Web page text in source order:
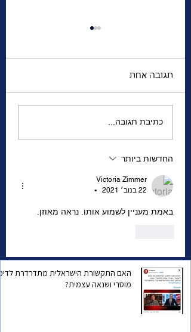
הגנרל שהשתגע | מה
ישראל, או הפחד שהוא
עצמו יישכח?
תגובה אחת
כתיבת תגובה...
החדשות ביותר
Victoria Zimmer
22 בנוב׳ 2021
•
באמת מעניין לשמוע אותו. נראה מאוזן.
האם התקשורת הישראלית מתדרדרת
מוסרי ושנאה עצמית?